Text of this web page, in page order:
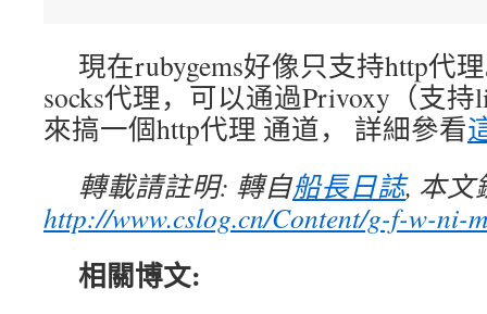
現在rubygems好像只支持http代
socks代理，可以通過Privoxy（支
來搞一個http代理 通道， 詳細參看
轉載請註明: 轉自船長日誌, 本文
http://www.cslog.cn/Content/g-f-w-ni-
相關博文: